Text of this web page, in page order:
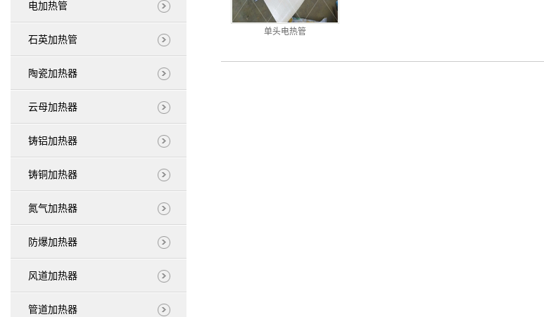
电加热管
石英加热管
陶瓷加热器
云母加热器
铸铝加热器
铸铜加热器
氮气加热器
防爆加热器
风道加热器
管道加热器
单头电热管